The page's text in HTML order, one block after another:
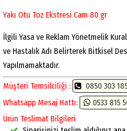
Yakı Otu Toz Ekstresi Cam 80 gr
İlgili Yasa ve Reklam Yönetmelik
ve Hastalık Adı Belirterek Bitkisel
Yapılmamaktadır.
Müşteri Temsilciliği :
0850 303
Whatsapp Mesaj Hattı:
0533 815
Ürün Teslimat Bilgileri